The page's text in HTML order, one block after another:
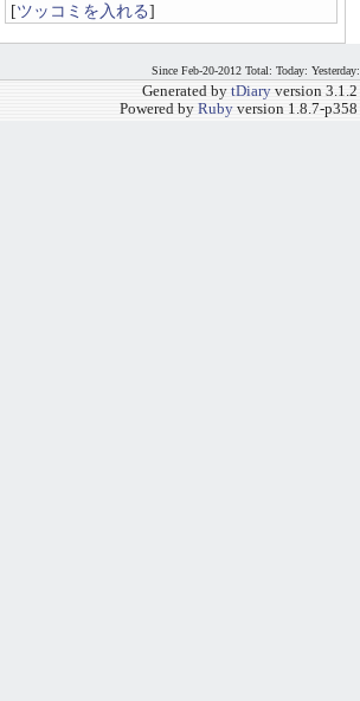
[ツッコミを入れる]
Since Feb-20-2012 Total: Today: Yesterday:
Generated by tDiary version 3.1.2
Powered by Ruby version 1.8.7-p358